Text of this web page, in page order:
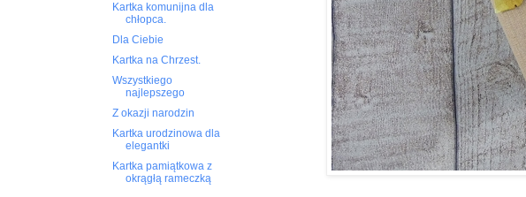
Kartka komunijna dla
chłopca.
Dla Ciebie
Kartka na Chrzest.
Wszystkiego
najlepszego
Z okazji narodzin
Kartka urodzinowa dla
elegantki
Kartka pamiątkowa z
okrągłą rameczką